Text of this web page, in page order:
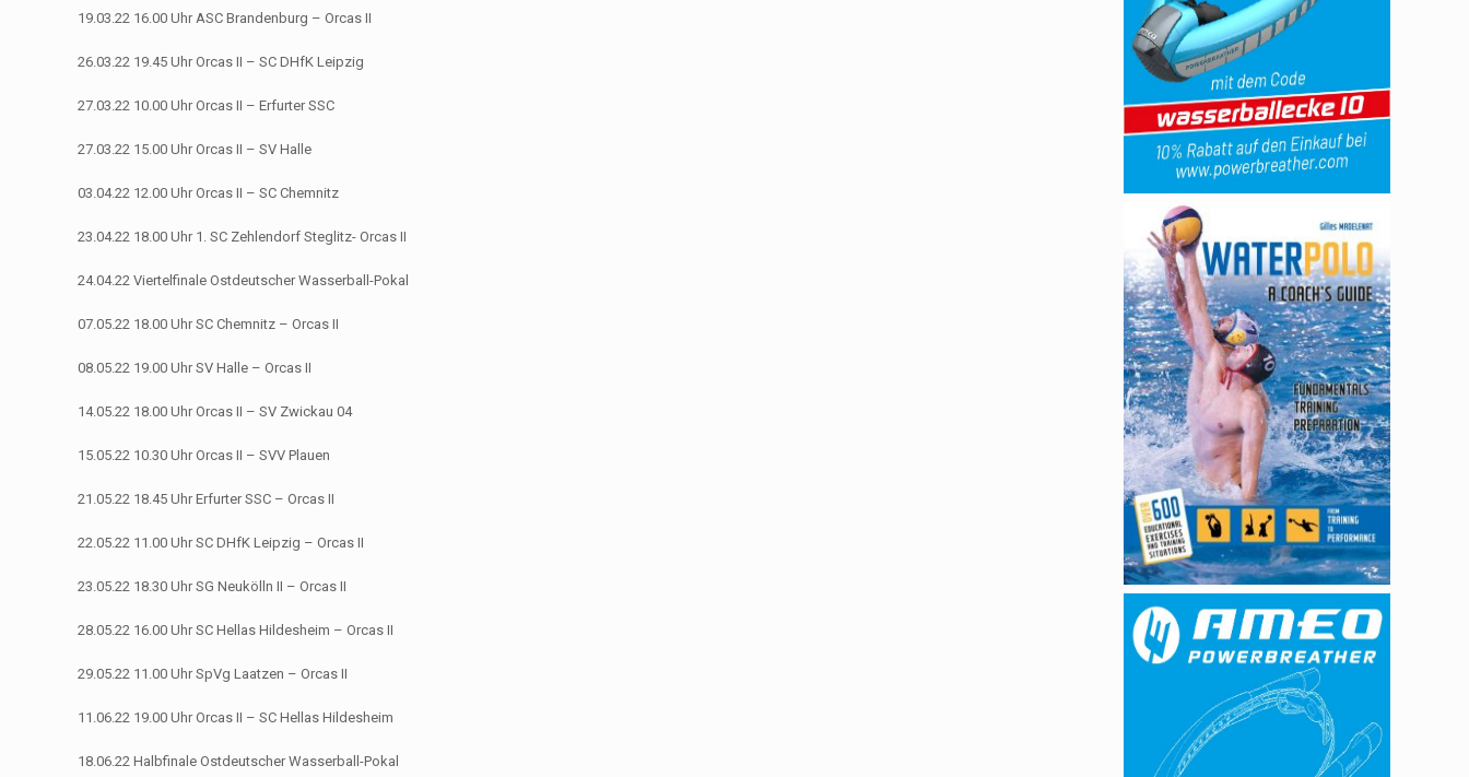
19.03.22 16.00 Uhr ASC Brandenburg – Orcas II
26.03.22 19.45 Uhr Orcas II – SC DHfK Leipzig
27.03.22 10.00 Uhr Orcas II – Erfurter SSC
27.03.22 15.00 Uhr Orcas II – SV Halle
03.04.22 12.00 Uhr Orcas II – SC Chemnitz
23.04.22 18.00 Uhr 1. SC Zehlendorf Steglitz- Orcas II
24.04.22 Viertelfinale Ostdeutscher Wasserball-Pokal
07.05.22 18.00 Uhr SC Chemnitz – Orcas II
08.05.22 19.00 Uhr SV Halle – Orcas II
14.05.22 18.00 Uhr Orcas II – SV Zwickau 04
15.05.22 10.30 Uhr Orcas II – SVV Plauen
21.05.22 18.45 Uhr Erfurter SSC – Orcas II
22.05.22 11.00 Uhr SC DHfK Leipzig – Orcas II
23.05.22 18.30 Uhr SG Neukölln II – Orcas II
28.05.22 16.00 Uhr SC Hellas Hildesheim – Orcas II
29.05.22 11.00 Uhr SpVg Laatzen – Orcas II
11.06.22 19.00 Uhr Orcas II – SC Hellas Hildesheim
18.06.22 Halbfinale Ostdeutscher Wasserball-Pokal